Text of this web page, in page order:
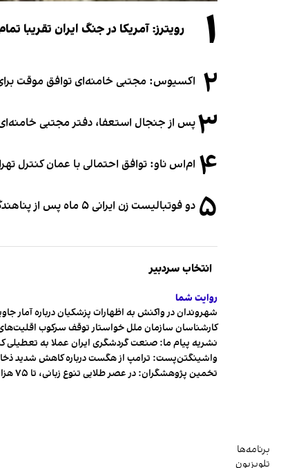
۱ رویترز: آمریکا در جنگ ایران تقریبا
۲ اکسیوس: مجتبی خامنه‌ای توافق موقت برای
۳پس از جنجال استعفا، دفتر مجتبی
۴ ام‌اس ناو: توافق احتمالی با عمان کنترل
۵ دو فوتبالیست زن ایرانی ۵ ماه پس از پناهندگی، شهروند استرالیا شدند
انتخاب سردبیر
روایت شما
شهروندان در واکنش به اظهارات پزشکیان درباره آمار
کارشناسان سازمان ملل خواستار توقف سرکوب اقلیت‌های
نشریه پیام ما: صنعت گردشگری ایران عملا به
واشینگتن‌پست: ترامپ از هگست درباره کاهش شدید
تخمین پژوهشگران: در عصر طلایی تنوع زبانی، تا ۷۵ هزار زبان در جهان وجود داشت
برنامه‌ها
تلویزیون